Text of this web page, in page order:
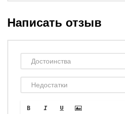
Написать отзыв